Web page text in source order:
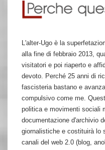
L'alter-Ugo è la
alla fine di febbraio 2013,
visitatori e poi riaperto e
devoto. Perché 25 anni di
fascisteria bastano e
compulsivo come me.
politica e movimenti sociali
documentazione d'archivio
giornalistiche e costituirà lo
canali del web 2.0 (blog,